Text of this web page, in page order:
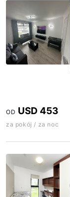
OD USD 453
za pokój / za noc